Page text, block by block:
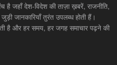
जहाँ देश-विदेश की ताज़ा ख़बरें, राजनीति,
जानकारियाँ तुरंत उपलब्ध होती हैं।
है और हर समय, हर जगह समाचार पढ़ने की